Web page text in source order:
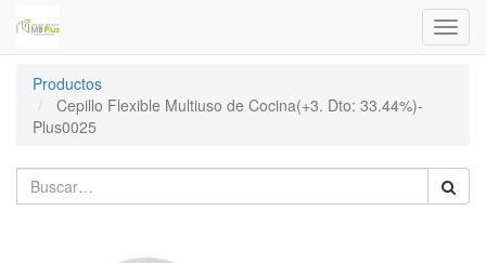
Menú
de
Productos
Cepillo Flexible Multiuso de Cocina(+3. Dto: 33.44%)-
Plus0025